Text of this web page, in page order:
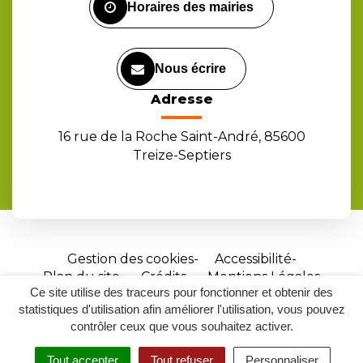
Ce site utilise des traceurs pour fonctionner et obtenir des
statistiques d'utilisation afin améliorer l'utilisation, vous pouvez
contrôler ceux que vous souhaitez activer.
Tout accepter Tout refuser Personnaliser
Horaires des mairies
Nous écrire
Adresse
16 rue de la Roche Saint-André, 85600
Treize-Septiers
Gestion des cookies
Accessibilité
Plan du site
Crédits
Mentions Légales
Site
réalisé
par